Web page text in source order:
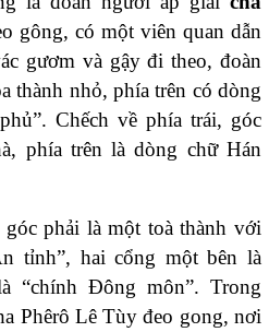
gông, có một viên quan dẫn
gươm và gậy đi theo, đoàn
thành nhỏ, phía trên có dòng
Chếch về phía trái, góc
phía trên là dòng chữ Hán
phải là một toà thành với
tỉnh”, hai cổng một bên là
“chính Đông môn”. Trong
Phêrô Lê Tùy đeo gong, nơi